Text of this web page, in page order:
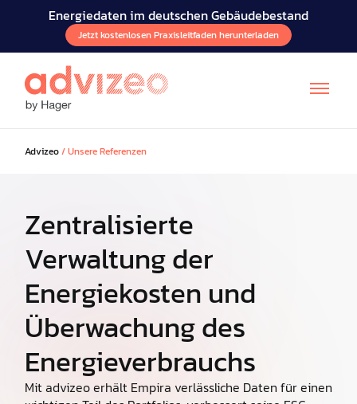
Energiedaten im deutschen Gebäudebestand
Jetzt kostenlosen Praxisleitfaden herunterladen
FR EN IT
Advizeo/Unsere Referenzen
Zentralisierte
Verwaltung der
Energiekosten und
Überwachung des
Energieverbrauchs
Mit advizeo erhält Empira verlässliche Daten für einen